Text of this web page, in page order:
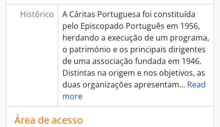
Histórico
A Cáritas Portuguesa foi constituída
pelo Episcopado Português em 1956,
herdando a execução de um programa,
o património e os principais dirigentes
de uma associação fundada em 1946.
Distintas na origem e nos objetivos, as
duas organizações apresentam… Read
more
Área de acesso